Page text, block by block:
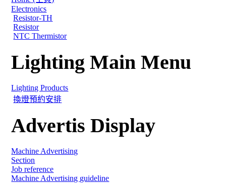
Electronics
Resistor-TH
Resistor
NTC Thermistor
Lighting Main Menu
Lighting Products
換燈預約安排
Advertis Display
Machine Advertising
Section
Job reference
Machine Advertising guideline